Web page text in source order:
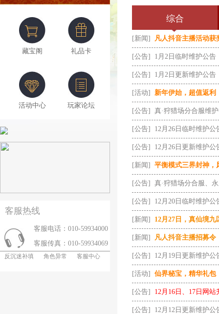
藏宝阁 礼品卡
活动中心 玩家论坛
客服热线
客服电话：010-59934000
客服传真：010-59934069
反沉迷补填 角色异常 客服中心
综合
[新闻] 凡人抖音主播活动获
[公告] 1月2日临时维护公告
[公告] 1月2日更新维护公告
[活动] 新年伊始，超值返利
[公告] 真·狩猎场分合服维
[公告] 12月26日临时维护公
[公告] 12月26日更新维护公
[新闻] 平衡模式三界封神，
[公告] 真·狩猎场分合服、
[公告] 12月20日临时维护公
[新闻] 12月27日，真仙境
[新闻] 凡人抖音主播招募令
[公告] 12月19日更新维护公
[活动] 仙界秘宝，精华礼包
[公告] 12月16日、17日网
[公告] 12月12日更新维护公